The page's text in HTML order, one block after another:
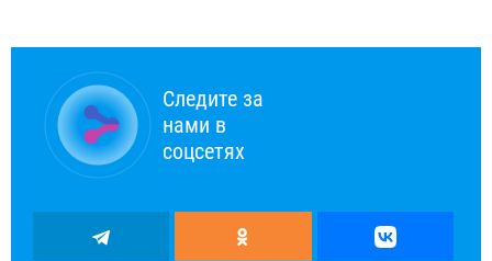
Следите за
нами в
соцсетях